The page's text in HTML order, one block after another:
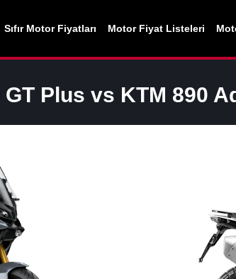
Sıfır Motor Fiyatları Motor Fiyat Listeleri
Plus vs KTM 890